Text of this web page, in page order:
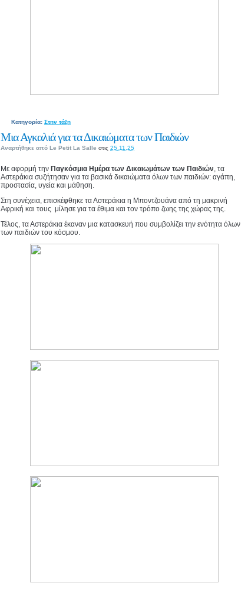
Κατηγορία: Στην τάξη
Μια Αγκαλιά για τα Δικαιώματα των Παιδιών
Αναρτήθηκε από Le Petit La Salle στις 25.11.25
Με αφορμή την Παγκόσμια Ημέρα των Δικαιωμάτων των Παιδιών, τα
Αστεράκια συζήτησαν για τα βασικά δικαιώματα όλων των παιδιών: αγάπη,
προστασία, υγεία και μάθηση.
Στη συνέχεια, επισκέφθηκε τα Αστεράκια η Μποντζουάνα από τη μακρινή
Αφρική και τους μίλησε για τα έθιμα και τον τρόπο ζωης της χώρας της.
Τέλος, τα Αστεράκια έκαναν μια κατασκευή που συμβολίζει την ενότητα όλων
των παιδιών του κόσμου.